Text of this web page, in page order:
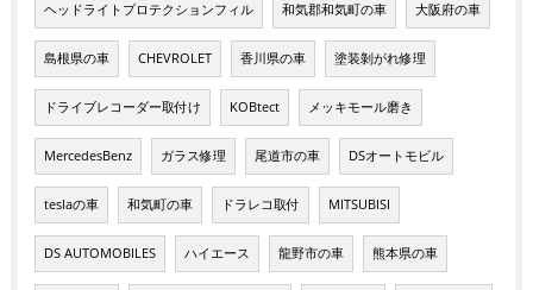
ヘッドライトプロテクションフィル 和気郡和気町の車 大阪府の車
島根県の車 CHEVROLET 香川県の車 塗装剝がれ修理
ドライブレコーダー取付け KOBtect メッキモール磨き
MercedesBenz ガラス修理 尾道市の車 DSオートモビル
teslaの車 和気町の車 ドラレコ取付 MITSUBISI
DS AUTOMOBILES ハイエース 龍野市の車 熊本県の車